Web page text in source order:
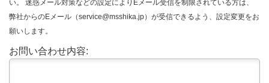
い。 迷惑メール対策などの設定によりEメール受信を制限されている方は、
弊社からのEメール（service@msshika.jp）が受信できるよう、設定変更をお
願いします。
お問い合わせ内容: